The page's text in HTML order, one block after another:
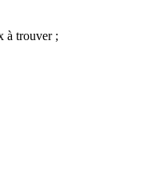
à trouver ;